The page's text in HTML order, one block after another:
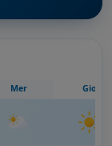
Mer Gio